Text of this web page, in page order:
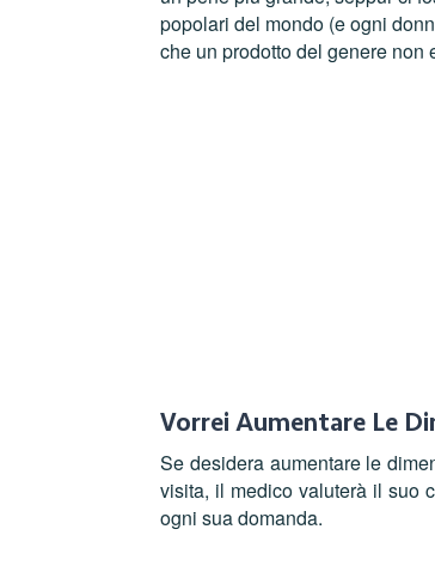
popolari del mondo (e ogni
che un prodotto del genere non
Vorrei Aumentare Le
Se desidera aumentare le
visita, il medico valuterà il suo
ogni sua domanda.